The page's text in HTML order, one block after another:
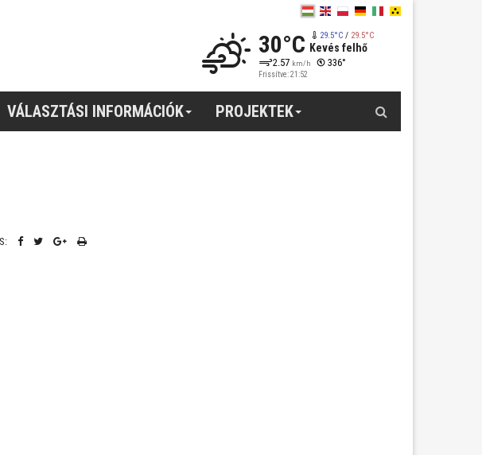
30°C 29.5°C/ 29.5°C
Kevés felhő
2.57 km/h 336°
Frissítve: 21:52
VÁLASZTÁSI INFORMÁCIÓK PROJEKTEK